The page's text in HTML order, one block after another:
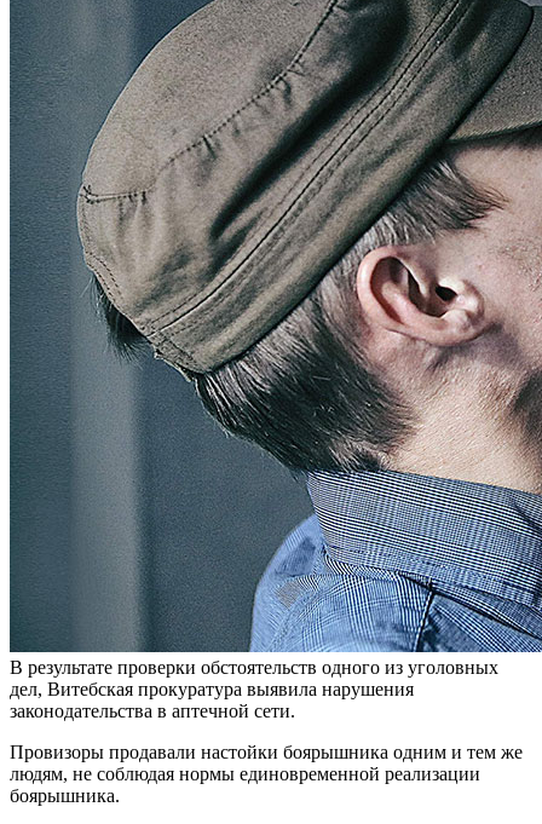
В результате проверки обстоятельств одного из уголовных
дел, Витебская прокуратура выявила нарушения
законодательства в аптечной сети.
Провизоры продавали настойки боярышника одним и тем же
людям, не соблюдая нормы единовременной реализации
боярышника.